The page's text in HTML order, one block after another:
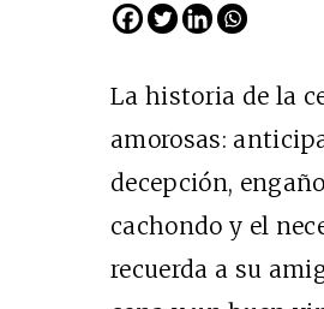
La historia de la
amorosas:
decepción,
cachondo y el
recuerda a su